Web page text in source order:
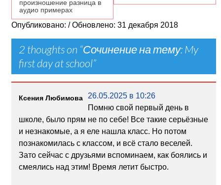
произношение разница в
аудио примерах
Опубликовано: / Обновлено: 31 декабря 2018
2 thoughts on “Сочинение на тему: My
first day at school”
Ксения Любимова
26.05.2025 в 10:26
Помню свой первый день в
школе, было прям не по себе! Все такие серьёзные
и незнакомые, а я еле нашла класс. Но потом
познакомилась с классом, и всё стало веселей.
Зато сейчас с друзьями вспоминаем, как боялись и
смеялись над этим! Время летит быстро.